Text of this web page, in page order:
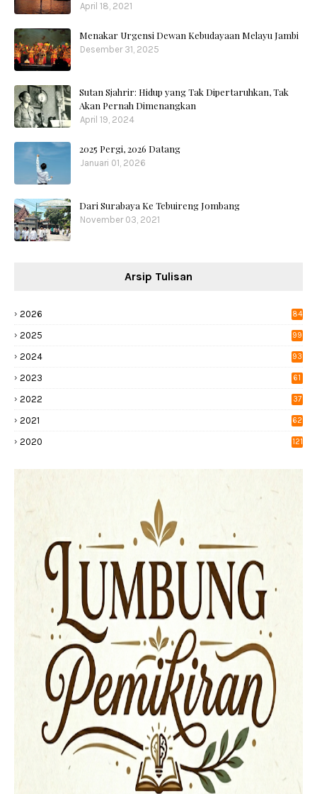
April 18, 2021
Menakar Urgensi Dewan Kebudayaan Melayu Jambi
Desember 31, 2025
Sutan Sjahrir: Hidup yang Tak Dipertaruhkan, Tak
Akan Pernah Dimenangkan
April 19, 2024
2025 Pergi, 2026 Datang
Januari 01, 2026
Dari Surabaya Ke Tebuireng Jombang
November 03, 2021
Arsip Tulisan
2026 84
2025 99
2024 93
2023 61
2022 37
2021 62
2020 121